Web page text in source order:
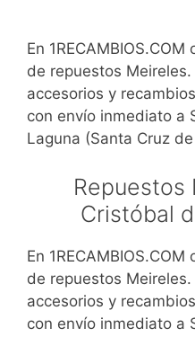
En
de repuestos
accesorios y
con envío inmediato a
Laguna (Santa Cruz
Repuestos
Cristóbal
En
de repuestos
accesorios y
con envío inmediato a